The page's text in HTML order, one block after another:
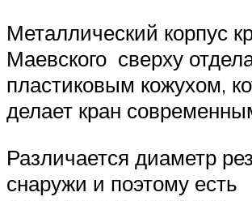
Металлический корпус
Маевского сверху
пластиковым кожухом,
делает кран
Различается диаметр
снаружи и поэтому есть